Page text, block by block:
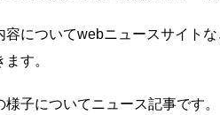
個人情報
についてwebニュースサイト
す。
子についてニュース記事です。